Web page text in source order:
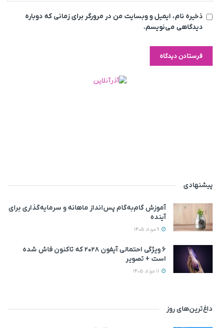
ذخیره نام، ایمیل و وبسایت من در مرورگر برای زمانی که دوباره
دیدگاهی می‌نویسم.
پیشنهادی
آموزش گام‌به‌گام پس‌انداز ماهانه و سرمایه‌گذاری برای
آینده
۶ ویژگی احتمالی آیفون ۲۰۲۸ که تاکنون فاش شده
است + تصویر
داغ‌ترین‌های روز